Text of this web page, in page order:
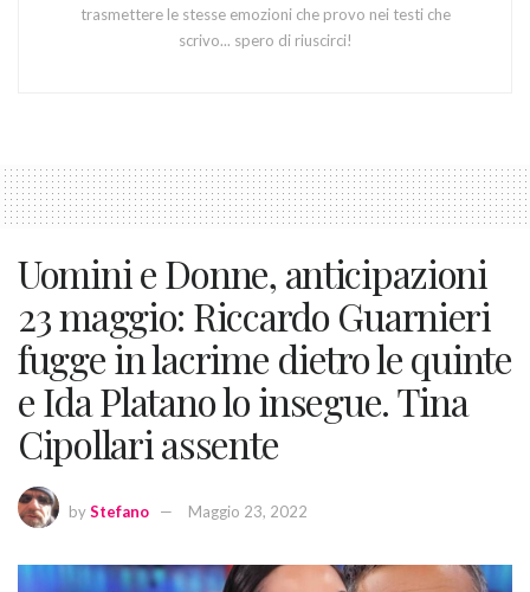
trasmettere le stesse emozioni che provo nei testi che
scrivo... spero di riuscirci!
Uomini e Donne, anticipazioni
23 maggio: Riccardo Guarnieri
fugge in lacrime dietro le quinte
e Ida Platano lo insegue. Tina
Cipollari assente
byStefano Maggio 23, 2022